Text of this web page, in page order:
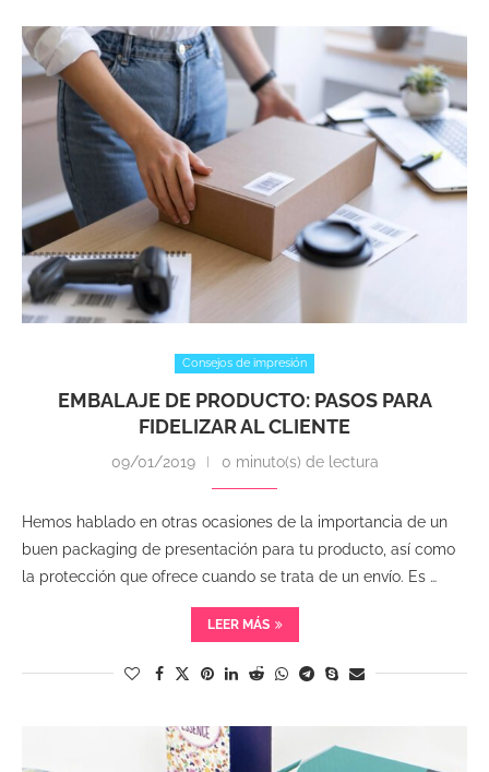
Consejos de impresión
EMBALAJE DE PRODUCTO: PASOS PARA
FIDELIZAR AL CLIENTE
09/01/2019 0 minuto(s) de lectura
Hemos hablado en otras ocasiones de la importancia de un
buen packaging de presentación para tu producto, así como
la protección que ofrece cuando se trata de un envío. Es …
LEER MÁS